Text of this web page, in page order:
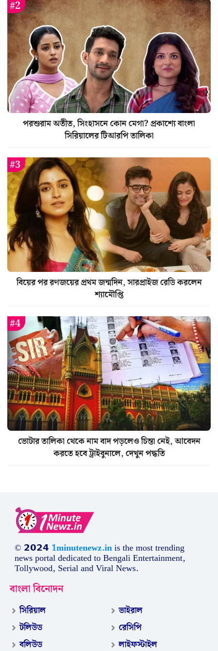
পরশুরাম অতীত, সিংহাসনে কোন মেগা? প্রকাশ্যে বাংলা
সিরিয়ালের টিআরপি তালিকা
বিয়ের পর রণজয়ের প্রথম জন্মদিন, সারপ্রাইজ রেডি করলেন
শ্যামৌপ্তি
ভোটার তালিকা থেকে নাম বাদ পড়লেও চিন্তা নেই, আবেদন
করতে হবে ট্রাইবুনালে, দেখুন পদ্ধতি
© 𝟮𝟬𝟮𝟰 1minutenewz.inis the most trending
news portal dedicated to Bengali Entertainment,
Tollywood, Serial and Viral News.
বাংলা বিনোদন
সিরিয়াল
টলিউড
বলিউড
ভাইরাল
রেসিপি
লাইফস্টাইল